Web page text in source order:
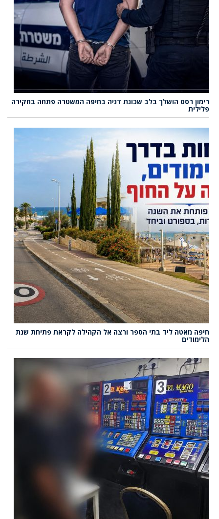
רימון רסס הושלך בלב שכונת דניה בחיפה המשטרה פתחה בחקירה
פלילית
חיפה מאטה ליד בתי הספר ורצה אל הקהילה לקראת פתיחת שנת
הלימודים